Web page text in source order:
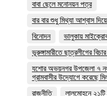
বাবা ছেলে মনোনয়ন পত্র
বার বার শুধু মিথ্যা আশ্বাস
বিনোদন
ভালুকায়
ভূরুঙ্গামারীতে ছাত্রলীগের
যশোর অভয়নগর উপজেলা ৭ নং
গ্রামবাসীর উদ্যোগে করেছে
রাজনীতি
লালমোহনে ২১টি